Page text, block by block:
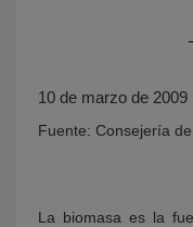
10 de marzo de 2009
Fuente: Consejería
La biomasa es la